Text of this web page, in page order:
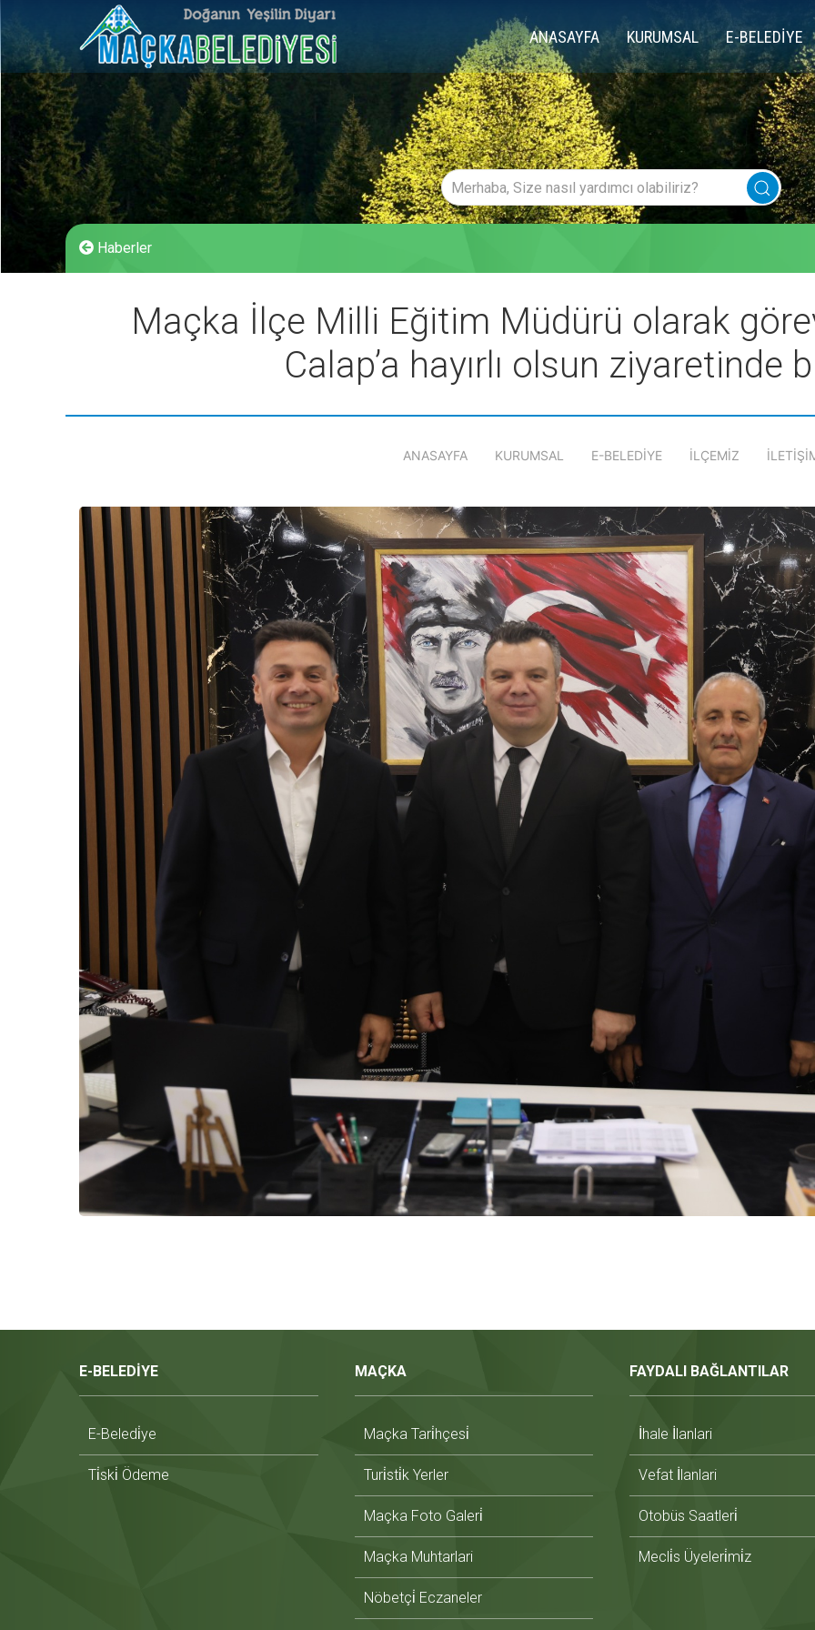
ANASAYFA KURUMSAL E-BELEDİYE
Haberler
Maçka İlçe Milli Eğitim Müdürü olarak
Calap’a hayırlı olsun ziyaretinde
ANASAYFA KURUMSAL E-BELEDİYE İLÇEMİZ
E-BELEDİYE
E-Beledi̇ye
Ti̇ski̇ Ödeme
MAÇKA
Maçka Tari̇hçesi̇
Turi̇sti̇k Yerler
Maçka Foto Galeri̇
Maçka Muhtarlari
Nöbetçi̇ Eczaneler
FAYDALI BAĞLANTILAR
İhale İlanlari
Vefat İlanlari
Otobüs Saatleri̇
Mecli̇s Üyeleri̇mi̇z